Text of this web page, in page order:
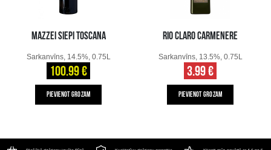
MAZZEI SIEPI TOSCANA
Sarkanvīns, 14.5%, 0.75L
100.99 €
PIEVIENOT GROZAM
RIO CLARO CARMENERE
Sarkanvīns, 13.5%, 0.75L
3.99 €
PIEVIENOT GROZAM